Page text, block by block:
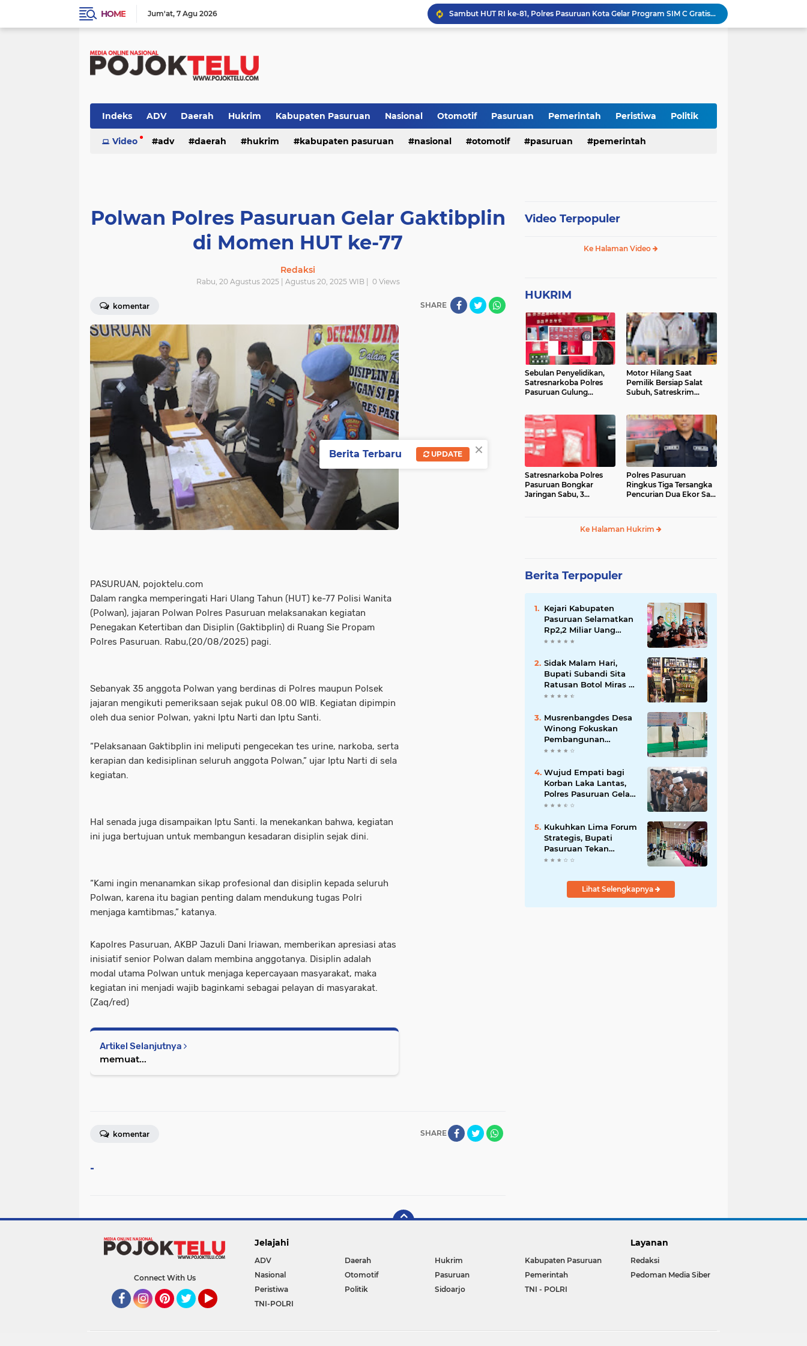
HOME Jum'at 7 Agu 2026
Sambut HUT RI ke-81, Polres Pasuruan Kota Gelar Program SIM C Gratis "AGUS-TUS SAE"
Sidoarjo Berbenah, Sekda Fenny Apridawati Ajak Seluruh OPD Tingkatkan Akuntabilitas Publik
Apresiasi UMKM Teh Kumis Kucing, Wabup Mimik Dorong Desa Wonokupang Jadi Percontohan Desa Herbal
Indeks ADV Daerah Hukrim Kabupaten Pasuruan Nasional Otomotif Pasuruan Pemerintah Peristiwa Politik
Sidoarjo TNI - POLRI TNI-POLRI
Video adv daerah hukrim kabupaten pasuruan nasional otomotif pasuruan pemerintah
Polwan Polres Pasuruan Gelar Gaktibplin
di Momen HUT ke-77
Redaksi
Rabu, 20 Agustus 2025 | Agustus 20, 2025 WIB | 0Views
komentar SHARE
PASURUAN, pojoktelu.com
Dalam rangka memperingati Hari Ulang Tahun (HUT) ke-77 Polisi Wanita
(Polwan), jajaran Polwan Polres Pasuruan melaksanakan kegiatan
Penegakan Ketertiban dan Disiplin (Gaktibplin) di Ruang Sie Propam
Polres Pasuruan. Rabu,(20/08/2025) pagi.
Sebanyak 35 anggota Polwan yang berdinas di Polres maupun Polsek
jajaran mengikuti pemeriksaan sejak pukul 08.00 WIB. Kegiatan dipimpin
oleh dua senior Polwan, yakni Iptu Narti dan Iptu Santi.
“Pelaksanaan Gaktibplin ini meliputi pengecekan tes urine, narkoba, serta
kerapian dan kedisiplinan seluruh anggota Polwan,” ujar Iptu Narti di sela
kegiatan.
Hal senada juga disampaikan Iptu Santi. Ia menekankan bahwa, kegiatan
ini juga bertujuan untuk membangun kesadaran disiplin sejak dini.
“Kami ingin menanamkan sikap profesional dan disiplin kepada seluruh
Polwan, karena itu bagian penting dalam mendukung tugas Polri
menjaga kamtibmas,” katanya.
Kapolres Pasuruan, AKBP Jazuli Dani Iriawan, memberikan apresiasi atas
inisiatif senior Polwan dalam membina anggotanya. Disiplin adalah
modal utama Polwan untuk menjaga kepercayaan masyarakat, maka
kegiatan ini menjadi wajib baginkami sebagai pelayan di masyarakat.
(Zaq/red)
Artikel Selanjutnya
memuat...
SHARE
komentar
-
Video Terpopuler
Ke Halaman Video
HUKRIM
Sebulan Penyelidikan,
Satresnarkoba Polres
Pasuruan Gulung
Motor Hilang Saat
Pemilik Bersiap Salat
Subuh, Satreskrim
Satresnarkoba Polres
Pasuruan Bongkar
Jaringan Sabu, 3
Polres Pasuruan
Ringkus Tiga Tersangka
Pencurian Dua Ekor Sapi
Ke Halaman Hukrim
Berita Terpopuler
Kejari Kabupaten
Pasuruan Selamatkan
Rp2,2 Miliar Uang
Negara dari Korupsi
Sidak Malam Hari,
Bupati Subandi Sita
Ratusan Botol Miras di
Kawasan Perumahan
Musrenbangdes Desa
Winong Fokuskan
Pembangunan
Berbasis Potensi Lokal,
Meski Dihantam
Efisiensi Anggaran
Wujud Empati bagi
Korban Laka Lantas,
Polres Pasuruan Gelar
Salat Ghaib dan Doa
Kukuhkan Lima Forum
Strategis, Bupati
Pasuruan Tekan
Pentingnya Program
Lihat Selengkapnya
Connect With Us
Jelajahi
ADV Daerah Hukrim
Kabupaten Pasuruan
Nasional
Otomotif Pasuruan
Pemerintah
Peristiwa
Politik Sidoarjo
TNI - POLRI
TNI-POLRI
Layanan
Redaksi
Pedoman Media Siber
×
Berita Terbaru UPDATE